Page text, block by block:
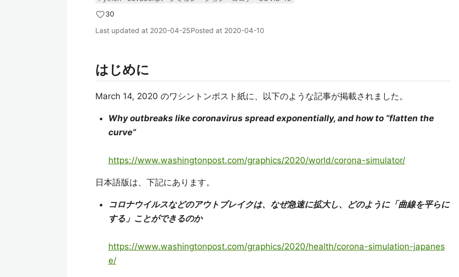
30
Last updated at 2020-04-25Posted at 2020-04-10
はじめに
March 14, 2020 のワシントンポスト紙に、以下のような記事が掲載されました。
Why outbreaks like coronavirus spread exponentially, and how to “flatten the
curve”
https://www.washingtonpost.com/graphics/2020/world/corona-simulator/
日本語版は、下記にあります。
コロナウイルスなどのアウトブレイクは、なぜ急速に拡大し、どのように「曲線を平らに
する」ことができるのか
https://www.washingtonpost.com/graphics/2020/health/corona-simulation-japanes
e/